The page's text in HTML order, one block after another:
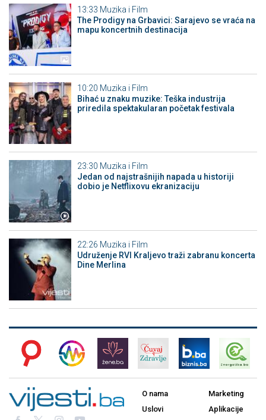
13:33 Muzika i Film
The Prodigy na Grbavici: Sarajevo se vraća na
mapu koncertnih destinacija
10:20 Muzika i Film
Bihać u znaku muzike: Teška industrija
priredila spektakularan početak festivala
23:30 Muzika i Film
Jedan od najstrašnijih napada u historiji
dobio je Netflixovu ekranizaciju
22:26 Muzika i Film
Udruženje RVI Kraljevo traži zabranu koncerta
Dine Merlina
O nama
Uslovi
Marketing
Aplikacije